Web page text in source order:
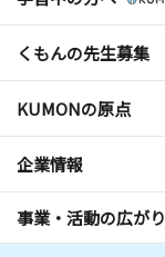
くもんの先生募集
KUMONの原点
企業情報
事業・活動の広がり